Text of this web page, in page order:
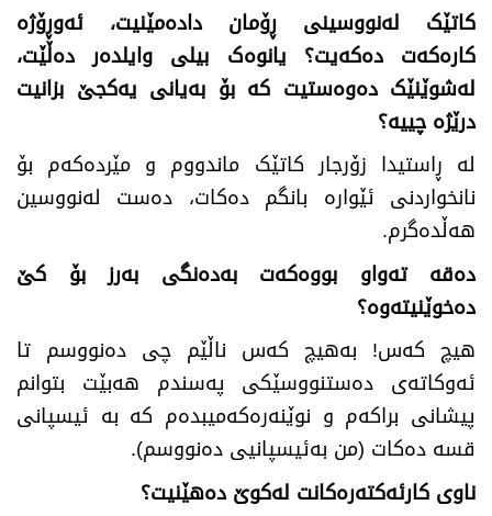
کاتێک لەنووسینی ڕۆمان دادەمێنیت، ئەوڕۆژە
کارەکەت دەکەیت؟ یانوەک بیلی وایلدەر دەڵێت،
لەشوێنێک دەوەستیت کە بۆ بەیانی یەکجێ بزانیت
درێژە چییە؟
لە ڕاستیدا زۆرجار کاتێک ماندووم و مێردەکەم بۆ
نانخواردنی ئێوارە بانگم دەکات، دەست لەنووسین
هەڵدەگرم.
دەقە تەواو بووەکەت بەدەنگی بەرز بۆ کێ
دەخوێنیتەوە؟
هیچ کەس! بەهیچ کەس ناڵێم چی دەنووسم تا
ئەوکاتەی دەستنووسێکی پەسندم هەبێت بتوانم
پیشانی براکەم و نوێنەرەکەمیبدەم کە بە ئیسپانی
قسە دەکات (من بەئیسپانیی دە‌نووسم).
ناوی کارئەکتەرەکانت لەکوێ دەهێنیت؟